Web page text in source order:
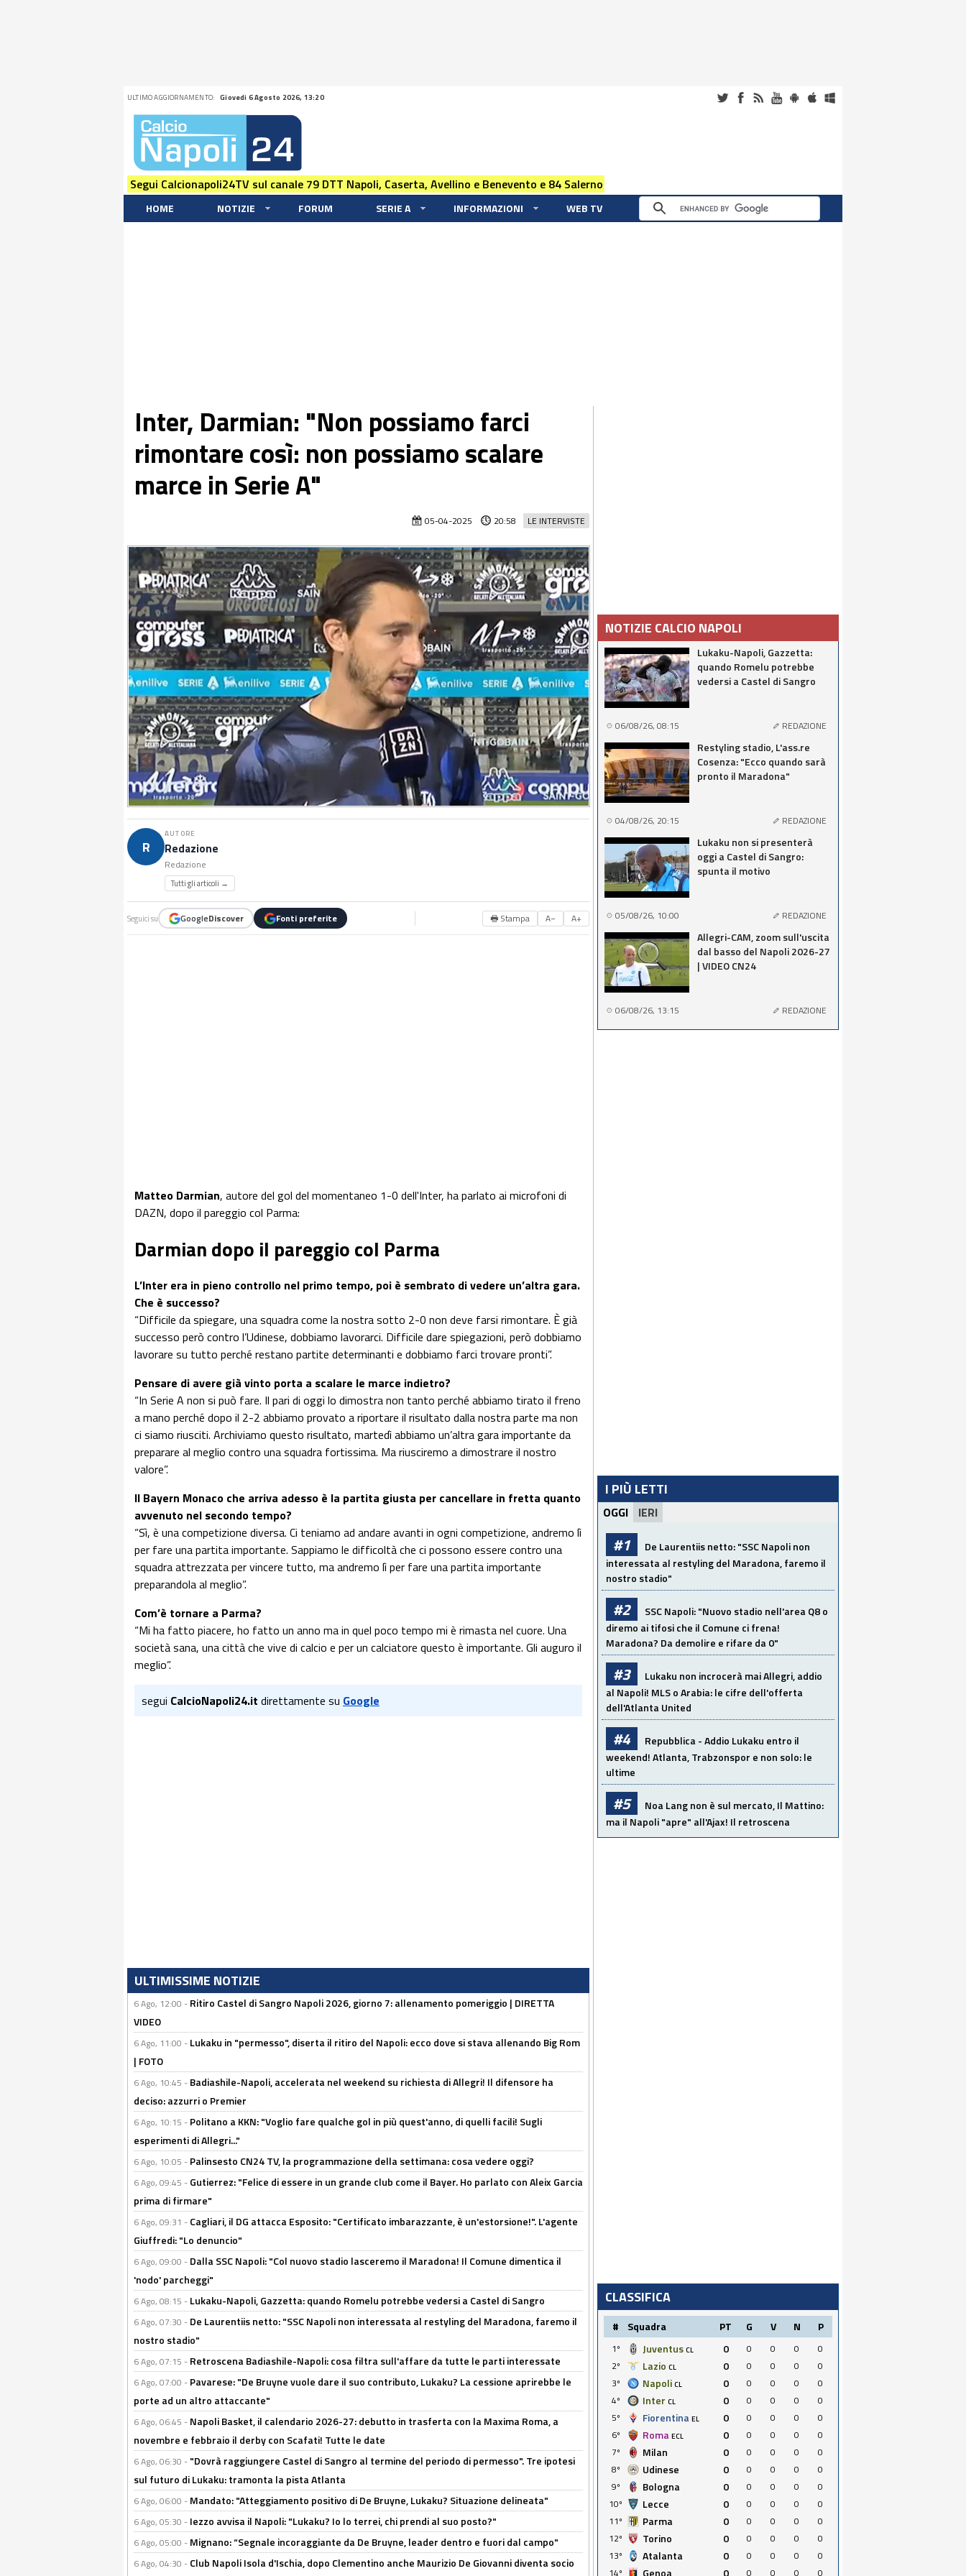
ULTIMO AGGIORNAMENTO: Giovedi 6 Agosto 2026, 13:20
Segui Calcionapoli24TV sul canale 79 DTT Napoli, Caserta, Avellino e Benevento e 84 Salerno
HOME NOTIZIE FORUM SERIE A INFORMAZIONI WEB TV
Inter, Darmian: "Non possiamo farci
rimontare così: non possiamo scalare
marce in Serie A"
LE INTERVISTE
05-04-2025 20:58
R
AUTORE
Redazione
Redazione
Tutti gli articoli →
Seguici su GoogleDiscover Fonti preferite 🖶 Stampa A− A+
Matteo Darmian, autore del gol del momentaneo 1-0 dell'Inter, ha parlato ai microfoni di
DAZN, dopo il pareggio col Parma:
Darmian dopo il pareggio col Parma
L’Inter era in pieno controllo nel primo tempo, poi è sembrato di vedere un’altra gara.
Che è successo?
“Difficile da spiegare, una squadra come la nostra sotto 2-0 non deve farsi rimontare. È già
successo però contro l’Udinese, dobbiamo lavorarci. Difficile dare spiegazioni, però dobbiamo
lavorare su tutto perché restano partite determinanti e dobbiamo farci trovare pronti”.
Pensare di avere già vinto porta a scalare le marce indietro?
“In Serie A non si può fare. Il pari di oggi lo dimostra non tanto perché abbiamo tirato il freno
a mano perché dopo il 2-2 abbiamo provato a riportare il risultato dalla nostra parte ma non
ci siamo riusciti. Archiviamo questo risultato, martedì abbiamo un’altra gara importante da
preparare al meglio contro una squadra fortissima. Ma riusciremo a dimostrare il nostro
valore”.
Il Bayern Monaco che arriva adesso è la partita giusta per cancellare in fretta quanto
avvenuto nel secondo tempo?
“Sì, è una competizione diversa. Ci teniamo ad andare avanti in ogni competizione, andremo lì
per fare una partita importante. Sappiamo le difficoltà che ci possono essere contro una
squadra attrezzata per vincere tutto, ma andremo lì per fare una partita importante
preparandola al meglio”.
Com’è tornare a Parma?
“Mi ha fatto piacere, ho fatto un anno ma in quel poco tempo mi è rimasta nel cuore. Una
società sana, una città che vive di calcio e per un calciatore questo è importante. Gli auguro il
meglio”.
segui CalcioNapoli24.it direttamente su Google
ULTIMISSIME NOTIZIE
6 Ago, 12:00 - Ritiro Castel di Sangro Napoli 2026, giorno 7: allenamento pomeriggio | DIRETTA
VIDEO
6 Ago, 11:00 - Lukaku in "permesso", diserta il ritiro del Napoli: ecco dove si stava allenando Big Rom
| FOTO
6 Ago, 10:45 - Badiashile-Napoli, accelerata nel weekend su richiesta di Allegri! Il difensore ha
deciso: azzurri o Premier
6 Ago, 10:15 - Politano a KKN: "Voglio fare qualche gol in più quest'anno, di quelli facili! Sugli
esperimenti di Allegri..."
6 Ago, 10:05 - Palinsesto CN24 TV, la programmazione della settimana: cosa vedere oggi?
6 Ago, 09:45 - Gutierrez: "Felice di essere in un grande club come il Bayer. Ho parlato con Aleix Garcia
prima di firmare"
6 Ago, 09:31 - Cagliari, il DG attacca Esposito: "Certificato imbarazzante, è un'estorsione!". L'agente
Giuffredi: "Lo denuncio"
6 Ago, 09:00 - Dalla SSC Napoli: "Col nuovo stadio lasceremo il Maradona! Il Comune dimentica il
'nodo' parcheggi"
6 Ago, 08:15 - Lukaku-Napoli, Gazzetta: quando Romelu potrebbe vedersi a Castel di Sangro
6 Ago, 07:30 - De Laurentiis netto: "SSC Napoli non interessata al restyling del Maradona, faremo il
nostro stadio"
6 Ago, 07:15 - Retroscena Badiashile-Napoli: cosa filtra sull'affare da tutte le parti interessate
6 Ago, 07:00 - Pavarese: "De Bruyne vuole dare il suo contributo, Lukaku? La cessione aprirebbe le
porte ad un altro attaccante"
6 Ago, 06:45 - Napoli Basket, il calendario 2026-27: debutto in trasferta con la Maxima Roma, a
novembre e febbraio il derby con Scafati! Tutte le date
6 Ago, 06:30 - "Dovrà raggiungere Castel di Sangro al termine del periodo di permesso". Tre ipotesi
sul futuro di Lukaku: tramonta la pista Atlanta
6 Ago, 06:00 - Mandato: "Atteggiamento positivo di De Bruyne, Lukaku? Situazione delineata"
6 Ago, 05:30 - Iezzo avvisa il Napoli: "Lukaku? Io lo terrei, chi prendi al suo posto?"
6 Ago, 05:00 - Mignano: “Segnale incoraggiante da De Bruyne, leader dentro e fuori dal campo"
6 Ago, 04:30 - Club Napoli Isola d'Ischia, dopo Clementino anche Maurizio De Giovanni diventa socio
NOTIZIE CALCIO NAPOLI
Lukaku-Napoli, Gazzetta:
quando Romelu potrebbe
vedersi a Castel di Sangro
06/08/26, 08:15 REDAZIONE
Restyling stadio, L'ass.re
Cosenza: "Ecco quando sarà
pronto il Maradona"
04/08/26, 20:15 REDAZIONE
Lukaku non si presenterà
oggi a Castel di Sangro:
spunta il motivo
05/08/26, 10:00 REDAZIONE
Allegri-CAM, zoom sull'uscita
dal basso del Napoli 2026-27
| VIDEO CN24
06/08/26, 13:15 REDAZIONE
I PIÙ LETTI
OGGI IERI
#1
De Laurentiis netto: "SSC Napoli non
interessata al restyling del Maradona, faremo il
nostro stadio"
#2
SSC Napoli: "Nuovo stadio nell'area Q8 o
diremo ai tifosi che il Comune ci frena!
Maradona? Da demolire e rifare da 0"
#3
Lukaku non incrocerà mai Allegri, addio
al Napoli! MLS o Arabia: le cifre dell'offerta
dell'Atlanta United
#4
Repubblica - Addio Lukaku entro il
weekend! Atlanta, Trabzonspor e non solo: le
ultime
#5
Noa Lang non è sul mercato, Il Mattino:
ma il Napoli "apre" all'Ajax! Il retroscena
CLASSIFICA
# Squadra PT G V N P
1º Juventus CL 0 0 0 0
0
2º
Lazio CL 0 0 0 0
0
3º
Napoli CL 0 0 0 0
0
4º
Inter CL 0 0 0 0
0
5º
Fiorentina EL 0 0 0 0
0
6º
Roma ECL 0 0 0 0
0
7º
Milan 0 0 0 0
0
8º
Udinese 0 0 0 0
0
9º
Bologna 0 0 0 0
0
10º
Lecce 0 0 0 0
0
11º
Parma 0 0 0 0
0
12º
Torino 0 0 0 0
0
13º
Atalanta 0 0 0 0
0
14º
Genoa 0 0 0 0 0